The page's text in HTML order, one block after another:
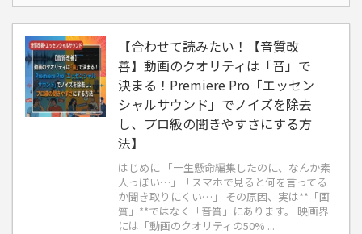
【合わせて読みたい！【音質改
善】動画のクオリティは「音」で
決まる！Premiere Pro「エッセン
シャルサウンド」でノイズを除去
し、プロ級の聞きやすさにする方
法】
はじめに 「一生懸命編集したのに、なんか素
人っぽい…」「スマホで見ると何を言ってる
か聞き取りにくい…」 その原因、実は**「画
質」**ではなく「音質」にあります。 映画界
には「動画のクオリティの50% ...